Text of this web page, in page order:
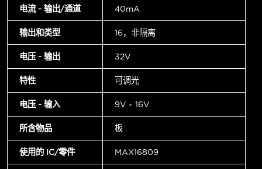
电流 - 输出/通道 40mA
输出和类型 16，非隔离
电压 - 输出 32V
特性 可调光
电压 - 输入 9V ~ 16V
所含物品 板
使用的 IC/零件 MAX16809